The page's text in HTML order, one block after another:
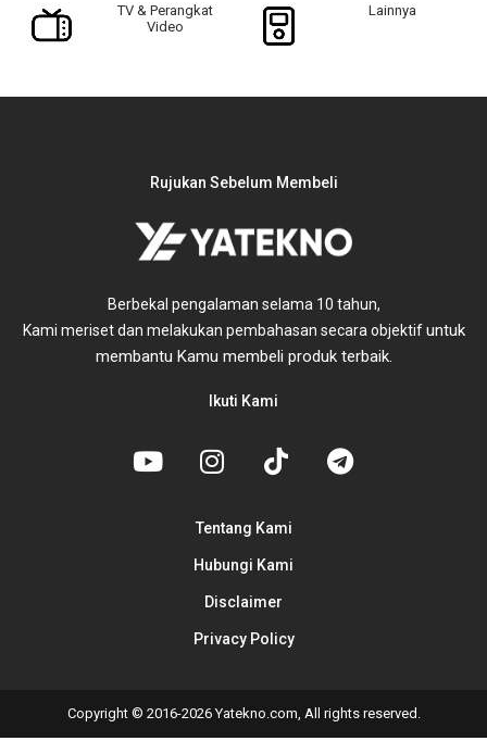
TV & Perangkat
Video
Lainnya
Rujukan Sebelum Membeli
Berbekal pengalaman selama 10 tahun,
Kami meriset dan melakukan pembahasan secara objektifuntuk
membantu Kamu membeli produk terbaik.
Ikuti Kami
Tentang Kami
Hubungi Kami
Disclaimer
Privacy Policy
Copyright © 2016-2026 Yatekno.com, All rights reserved.